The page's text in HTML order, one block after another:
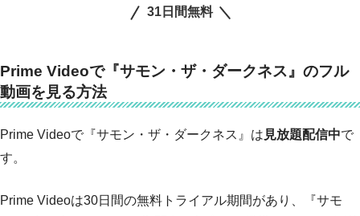
31日間無料
Prime Videoで『サモン・ザ・ダークネス』のフル
動画を見る方法
Prime Videoで『サモン・ザ・ダークネス』は 見放題配信中で
す。
Prime Videoは30日間の無料トライアル期間があり、『サモ